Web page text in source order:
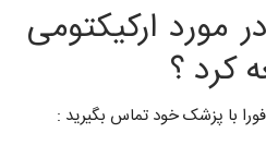
مورد ارکیکتومی
کرد ؟
با پزشک خود تماس بگیرید :